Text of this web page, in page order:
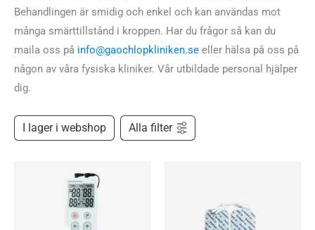
Behandlingen är smidig och enkel och kan användas mot
många smärttillstånd i kroppen. Har du frågor så kan du
maila oss på info@gaochlopkliniken.se eller hälsa på oss på
någon av våra fysiska kliniker. Vår utbildade personal hjälper
dig.
I lager i webshop Alla filter